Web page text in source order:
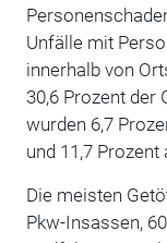
Unfälle mit
innerhalb von
30,6 Prozent der
wurden 6,7
und 11,7
Die meisten
Pkw-Insassen,